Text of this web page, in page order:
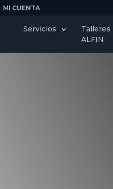
MI CUENTA
Servicios
Talleres
ALFIN